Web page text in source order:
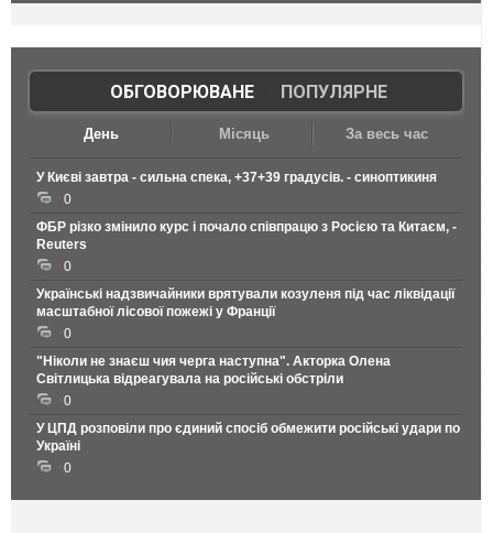
ОБГОВОРЮВАНЕ| ПОПУЛЯРНЕ
День Місяць За весь час
У Києві завтра - сильна спека, +37+39 градусів. - синоптикиня
0
ФБР різко змінило курс і почало співпрацю з Росією та Китаєм, -
Reuters
0
Українські надзвичайники врятували козуленя під час ліквідації
масштабної лісової пожежі у Франції
0
"Ніколи не знаєш чия черга наступна". Акторка Олена
Світлицька відреагувала на російські обстріли
0
У ЦПД розповіли про єдиний спосіб обмежити російські удари по
Україні
0